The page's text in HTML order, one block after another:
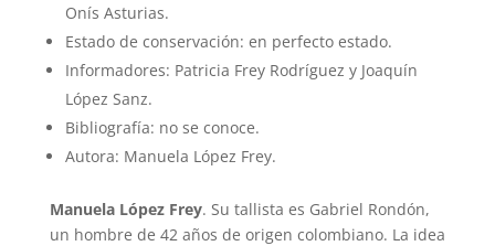
Onís Asturias.
Estado de conservación: en perfecto estado.
Informadores: Patricia Frey Rodríguez y Joaquín
López Sanz.
Bibliografía: no se conoce.
Autora: Manuela López Frey.
Manuela López Frey. Su tallista es Gabriel Rondón,
un hombre de 42 años de origen colombiano. La idea